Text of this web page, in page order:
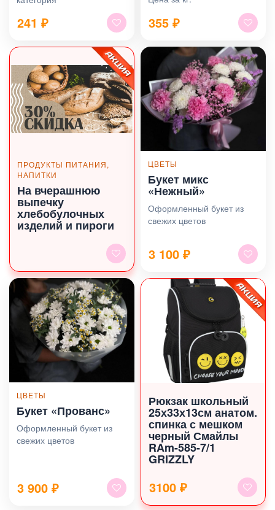
241 ₽ 355 ₽
ПРОДУКТЫ ПИТАНИЯ,
НАПИТКИ
На вчерашнюю
выпечку
хлебобулочных
изделий и пироги
ЦВЕТЫ
Букет микс
«Нежный»
Оформленный букет из
свежих цветов
3 100 ₽
ЦВЕТЫ
Букет «Прованс»
Оформленный букет из
свежих цветов
3 900 ₽
Рюкзак школьный
25х33х13см анатом.
спинка с мешком
черный Смайлы
RAm-585-7/1
GRIZZLY
3100 ₽